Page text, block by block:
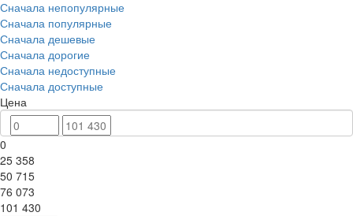
Сначала непопулярные
Сначала популярные
Сначала дешевые
Сначала дорогие
Сначала недоступные
Сначала доступные
Цена
0
25 358
50 715
76 073
101 430